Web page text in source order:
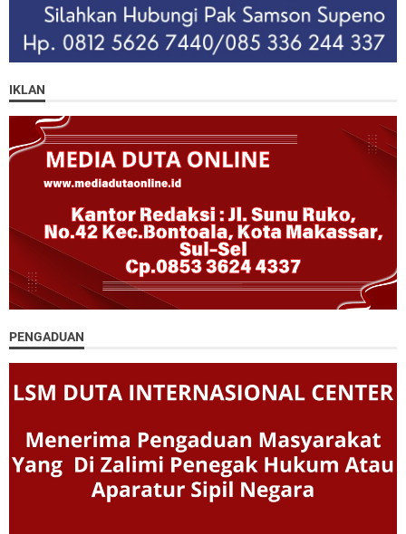
IKLAN
PENGADUAN